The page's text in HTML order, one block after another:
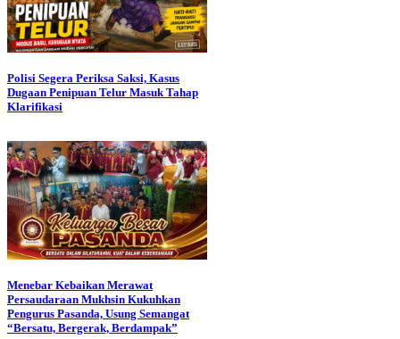
Polisi Segera Periksa Saksi, Kasus
Dugaan Penipuan Telur Masuk Tahap
Klarifikasi
Menebar Kebaikan Merawat
Persaudaraan Mukhsin Kukuhkan
Pengurus Pasanda, Usung Semangat
“Bersatu, Bergerak, Berdampak”